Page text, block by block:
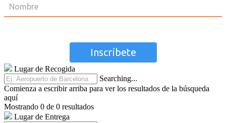
Lugar de Recogida
Searching...
Comienza a escribir arriba para ver los resultados de la búsqueda
aquí
Mostrando 0 de 0 resultados
Lugar de Entrega